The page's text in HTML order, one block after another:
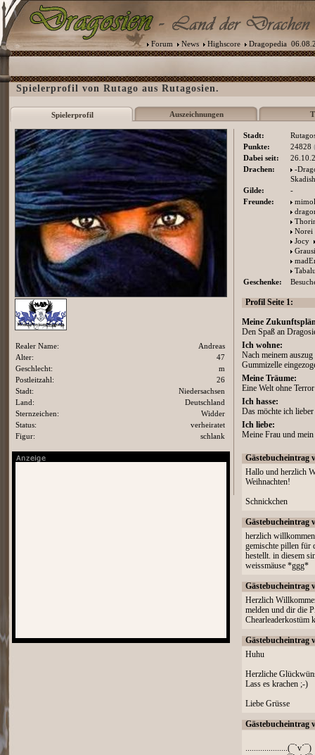
Forum News Highscore Dragopedia
Spielerprofil von Rutago aus Rutagosien.
Spielerprofil Auszeichnungen
Stadt:
Punkte:
24828
Dabei seit:
Drachen:
-
Gilde:
-
Freunde:
Norei
Jocy
Geschenke:
Profil Seite 1:
Meine
Den Spaß an
Ich wohne:
Nach meinem
Gummizelle
Meine Träume:
Eine Welt ohne Terror
Ich hasse:
Das möchte ich
Ich liebe:
Meine Frau und
Gästebucheintrag
Hallo und herzlich
Weihnachten!
Schnickchen
Gästebucheintrag
herzlich
gemischte pillen für
hestellt. in diesem
weissmäuse *ggg*
Gästebucheintrag
Herzlich
melden und dir die
Chearleaderkostüm
Gästebucheintrag
Huhu
Herzliche
Lass es krachen ;-)
Liebe Grüsse
Gästebucheintrag
....................(¯`v´¯)
Realer Name:
Andreas
Alter:
47
Geschlecht:
m
Postleitzahl:
26
Stadt:
Niedersachsen
Land:
Deutschland
Sternzeichen:
Widder
Status:
verheiratet
Figur:
schlank